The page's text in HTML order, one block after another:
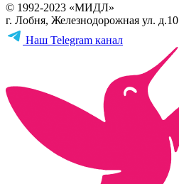
© 1992-2023 «МИДЛ»
г. Лобня, Железнодорожная ул. д.10
Наш Telegram канал